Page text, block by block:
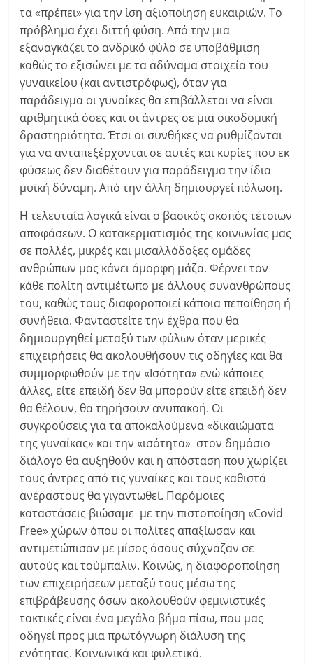
τα «πρέπει» για την ίση αξιοποίηση ευκαιριών. Το
πρόβλημα έχει διττή φύση. Από την μια
εξαναγκάζει το ανδρικό φύλο σε υποβάθμιση
καθώς το εξισώνει με τα αδύναμα στοιχεία του
γυναικείου (και αντιστρόφως), όταν για
παράδειγμα οι γυναίκες θα επιβάλλεται να είναι
αριθμητικά όσες και οι άντρες σε μια οικοδομική
δραστηριότητα. Έτσι οι συνθήκες να ρυθμίζονται
για να ανταπεξέρχονται σε αυτές και κυρίες που εκ
φύσεως δεν διαθέτουν για παράδειγμα την ίδια
μυϊκή δύναμη. Από την άλλη δημιουργεί πόλωση.
Η τελευταία λογικά είναι ο βασικός σκοπός τέτοιων
αποφάσεων. Ο κατακερματισμός της κοινωνίας μας
σε πολλές, μικρές και μισαλλόδοξες ομάδες
ανθρώπων μας κάνει άμορφη μάζα. Φέρνει τον
κάθε πολίτη αντιμέτωπο με άλλους συνανθρώπους
του, καθώς τους διαφοροποιεί κάποια πεποίθηση ή
συνήθεια. Φανταστείτε την έχθρα που θα
δημιουργηθεί μεταξύ των φύλων όταν μερικές
επιχειρήσεις θα ακολουθήσουν τις οδηγίες και θα
συμμορφωθούν με την «Ισότητα» ενώ κάποιες
άλλες, είτε επειδή δεν θα μπορούν είτε επειδή δεν
θα θέλουν, θα τηρήσουν ανυπακοή. Οι
συγκρούσεις για τα αποκαλούμενα «δικαιώματα
της γυναίκας» και την «ισότητα» στον δημόσιο
διάλογο θα αυξηθούν και η απόσταση που χωρίζει
τους άντρες από τις γυναίκες και τους καθιστά
ανέραστους θα γιγαντωθεί. Παρόμοιες
καταστάσεις βιώσαμε με την πιστοποίηση «Covid
Free» χώρων όπου οι πολίτες απαξίωσαν και
αντιμετώπισαν με μίσος όσους σύχναζαν σε
αυτούς και τούμπαλιν. Κοινώς, η διαφοροποίηση
των επιχειρήσεων μεταξύ τους μέσω της
επιβράβευσης όσων ακολουθούν φεμινιστικές
τακτικές είναι ένα μεγάλο βήμα πίσω, που μας
οδηγεί προς μια πρωτόγνωρη διάλυση της
ενότητας. Κοινωνικά και φυλετικά.